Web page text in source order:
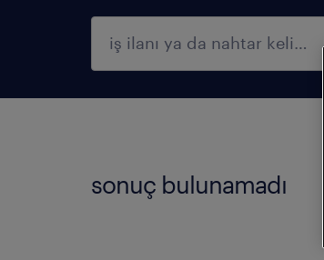
sonuç bulunamadı